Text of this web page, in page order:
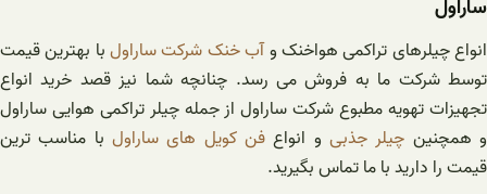
ساراول
انواع چیلرهای تراکمی هواخنک وآب خنک شرکت ساراولبا بهترین قیمت
توسط شرکت ما به فروش می رسد. چنانچه شما نیز قصد خرید انواع
تجهیزات تهویه مطبوع شرکت ساراول از جمله چیلر تراکمی هوایی ساراول
و همچنین چیلر جذبی و انواع فن کویل های ساراول با مناسب ترین
قیمت را دارید با ما تماس بگیرید.